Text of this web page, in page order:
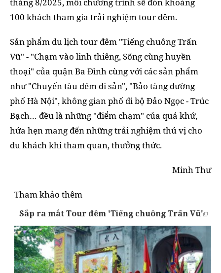
100 khách tham gia trải nghiệm tour đêm.
Sản phẩm du lịch tour đêm "Tiếng chuông Trấn
Vũ" - "Chạm vào linh thiêng, Sống cùng huyền
thoại" của quận Ba Đình cùng với các sản phẩm
như "Chuyến tàu đêm di sản", "Bảo tàng đường
phố Hà Nội", không gian phố đi bộ Đảo Ngọc - Trúc
Bạch… đều là những "điểm chạm" của quá khứ,
hứa hẹn mang đến những trải nghiệm thú vị cho
du khách khi tham quan, thưởng thức.
Minh Thư
Tham khảo thêm
Sắp ra mắt Tour đêm 'Tiếng chuông Trấn Vũ'